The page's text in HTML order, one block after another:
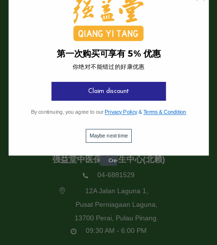
强益堂全息中医诊所
强益堂全息中医诊所(槟岛)
04-2832108
11600 Pulau Pinang.
09:30 AM - 6:00 PM
强益堂中医保健养生中心(北赖)
04-6881529
12A Jalan Laguna 1,
Pusat Perniagaan Laguna,
13700 Perai, Pulau Pinang.
09:30 AM - 6:00 PM
第一次购买可享有 5% 优惠
你绝对不能错过的好康优惠
Claim discount
By continuing, you agree to our Privacy Policy&Terms & Condition
Maybe next time